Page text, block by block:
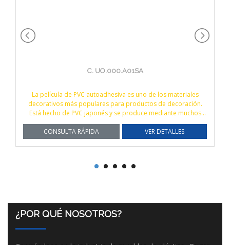
C. UO.000.A01SA
de PVC autoadhesiva es uno de los materiales
más populares para productos de decoración.
de PVC japonés y se produce mediante muchos
complejos, como el calandrado, la impresión, el
laminado y el sublaminado.
RÁPIDA
La película
decorativos
Está hecho
procesos
¿POR QUÉ NOSOTROS?